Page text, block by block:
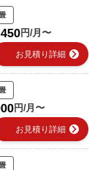
円/月〜
お見積り詳細 chevron_right
円/月〜
お見積り詳細 chevron_right